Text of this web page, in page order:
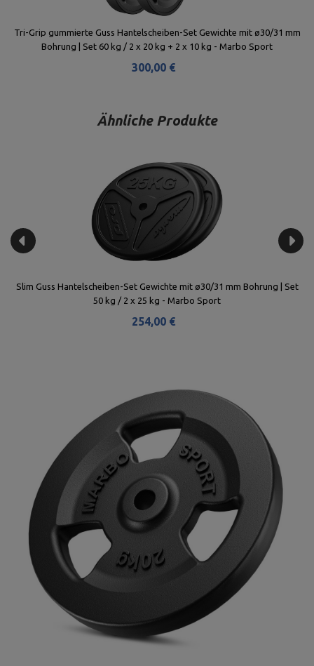
Tri-Grip gummierte Guss Hantelscheiben-Set Gewichte mit ø30/31 mm
Bohrung | Set 60 kg / 2 x 20 kg + 2 x 10 kg - Marbo Sport
300,00 €
Ähnliche Produkte
Slim Guss Hantelscheiben-Set Gewichte mit ø30/31 mm Bohrung | Set
50 kg / 2 x 25 kg - Marbo Sport
254,00 €